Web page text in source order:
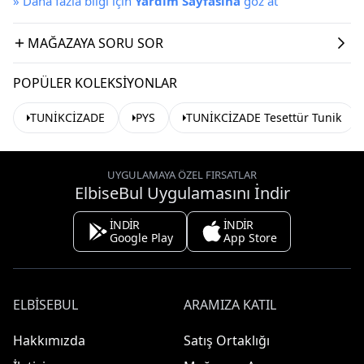
MAĞAZAYA SORU SOR
POPÜLER KOLEKSIYONLAR
TUNİKCİZADE PYS TUNİKCİZADE Tesettür Tunik
UYGULAMAYA ÖZEL FIRSATLAR
ElbiseBul Uygulamasını İndir
İNDİR
Google Play
İNDİR
App Store
ELBISEBUL
Hakkımızda
ARAMIZA KATIL
Satış Ortaklığı